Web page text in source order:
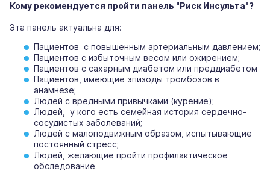
Кому рекомендуется пройти панель "Риск Инсульта"?
Эта панель актуальна для:
Пациентов с повышенным артериальным давлением;
Пациентов с избыточным весом или ожирением;
Пациентов с сахарным диабетом или преддиабетом
Пациентов, имеющие эпизоды тромбозов в
анамнезе;
Людей с вредными привычками (курение);
Людей, у кого есть семейная история сердечно-
сосудистых заболеваний;
Людей с малоподвижным образом, испытывающие
постоянный стресс;
Людей, желающие пройти профилактическое
обследование